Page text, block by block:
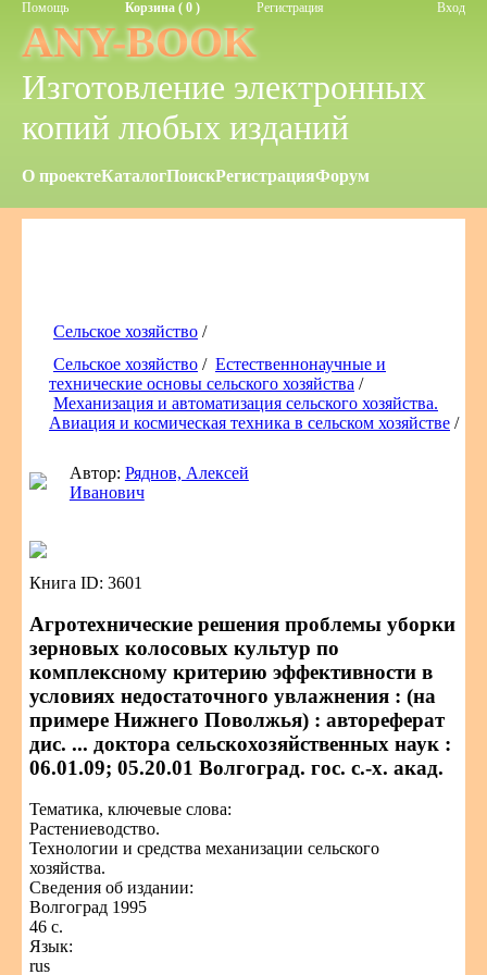
Помощь Корзина ( 0 ) Регистрация Вход
ANY-BOOK
Изготовление электронных
копий любых изданий
О проектеКаталогПоискРегистрацияФорум
Сельское хозяйство /
Сельское хозяйство / Естественнонаучные и
технические основы сельского хозяйства /
Механизация и автоматизация сельского хозяйства.
Авиация и космическая техника в сельском хозяйстве /
Автор: Ряднов, Алексей
Иванович
Книга ID: 3601
Агротехнические решения проблемы уборки
зерновых колосовых культур по
комплексному критерию эффективности в
условиях недостаточного увлажнения : (на
примере Нижнего Поволжья) : автореферат
дис. ... доктора сельскохозяйственных наук :
06.01.09; 05.20.01 Волгоград. гос. с.-х. акад.
Тематика, ключевые слова:
Растениеводство.
Технологии и средства механизации сельского
хозяйства.
Сведения об издании:
Волгоград 1995
46 с.
Язык:
rus